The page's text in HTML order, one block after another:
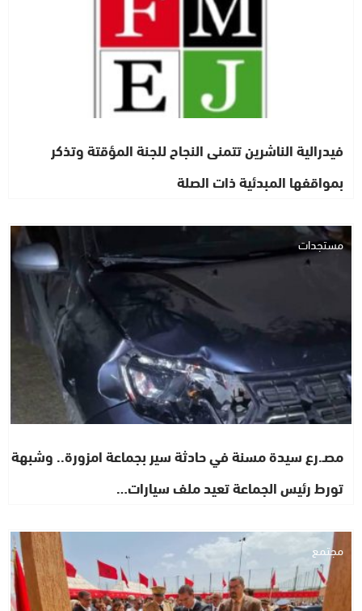
فيدرالية الناشرين تتمنى النجاح للجنة المؤقتة وتذكر
بمواقفها المبدئية ذات الصلة
مستجدات
مصـ.رع سيدة مسنة في حادثة سير بجماعة امزورة.. وشبهة
تورط رئيس الجماعة تعيد ملف سيارات…
مجتمع